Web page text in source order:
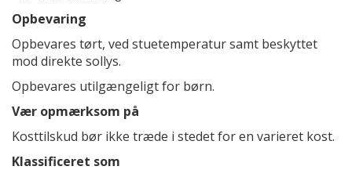
Opbevaring
Opbevares tørt, ved stuetemperatur samt beskyttet
mod direkte sollys.
Opbevares utilgængeligt for børn.
Vær opmærksom på
Kosttilskud bør ikke træde i stedet for en varieret kost.
Klassificeret som